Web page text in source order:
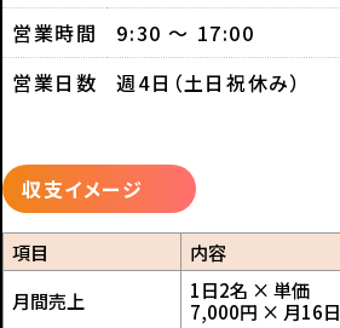
営業時間
9:30 ～ 17:00
営業日数
週4日（土日祝休み）
収支イメージ
項目 内容
月間売上
1日2名 × 単価
7,000円 × 月16日